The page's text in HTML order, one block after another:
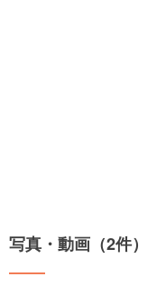
写真・動画（2件）